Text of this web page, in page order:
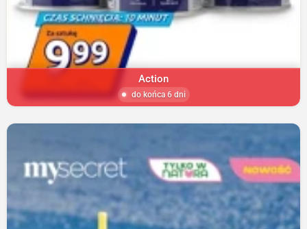
Action
do końca 6 dni